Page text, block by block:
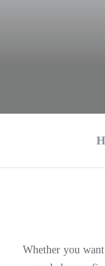
Whether you